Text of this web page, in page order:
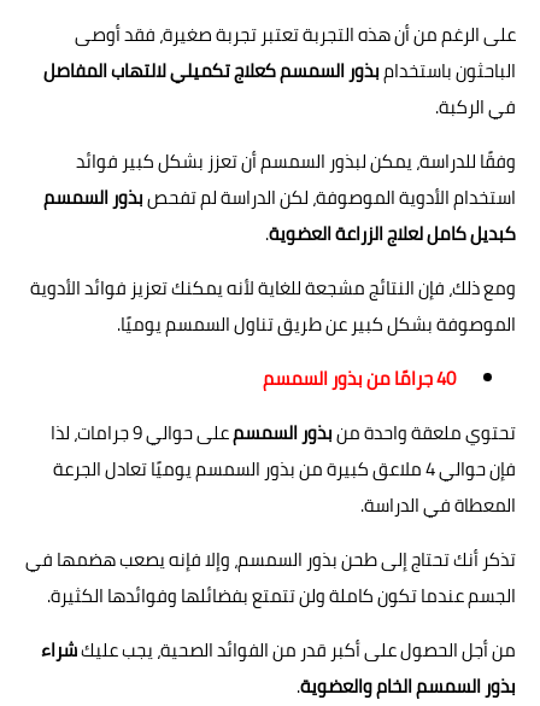
على الرغم من أن هذه التجربة تعتبر تجربة صغيرة، فقد أوصى
الباحثون باستخدامبذور السمسم كعلاج تكميلي لالتهاب المفاصل
في الركبة.
وفقًا للدراسة، يمكن لبذور السمسم أن تعزز بشكل كبير فوائد
استخدام الأدوية الموصوفة، لكن الدراسة لم تفحصبذور السمسم
كبديل كامل لعلاج الزراعة العضوية.
ومع ذلك، فإن النتائج مشجعة للغاية لأنه يمكنك تعزيز فوائد الأدوية
الموصوفة بشكل كبير عن طريق تناول السمسم يوميًا.
40 جرامًا من بذور السمسم
تحتوي ملعقة واحدة منبذور السمسم
على حوالي 9 جرامات، لذا
فإن حوالي 4 ملاعق كبيرة من بذور السمسم يوميًا تعادل الجرعة
المعطاة في الدراسة.
تذكر أنك تحتاج إلى طحن بذور السمسم، وإلا فإنه يصعب هضمها في
الجسم عندما تكون كاملة ولن تتمتع بفضائلها وفوائدها الكثيرة.
من أجل الحصول على أكبر قدر من الفوائد الصحية، يجب عليكشراء
بذور السمسم الخام والعضوية.